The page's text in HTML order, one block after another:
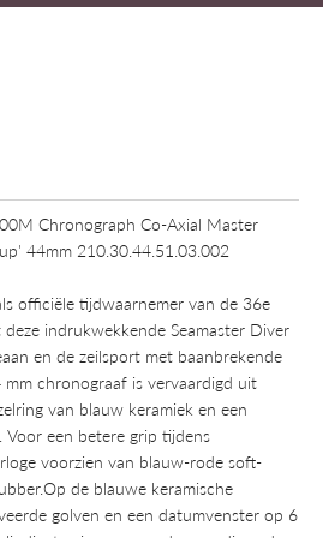
Quick Change-systeem. Het
Co-Axial Master Chronometer
in een speciale presentatiedoos in
Cup.
Chronograph Co-Axial Master
44mm 210.30.44.51.03.002
officiële tijdwaarnemer van de 36e
indrukwekkende Seamaster Diver
en de zeilsport met baanbrekende
chronograaf is vervaardigd uit
van blauw keramiek en een
een betere grip tijdens
voorzien van blauw-rode soft-
de blauwe keramische
golven en een datumvenster op 6